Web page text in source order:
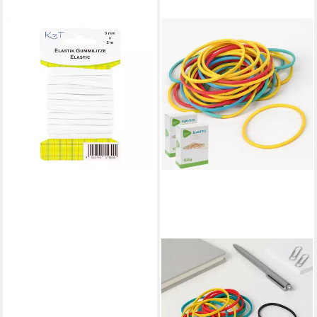
Gummiband Elastik-
Gummilitze, 6mm x 3m auf
Karte, weiß